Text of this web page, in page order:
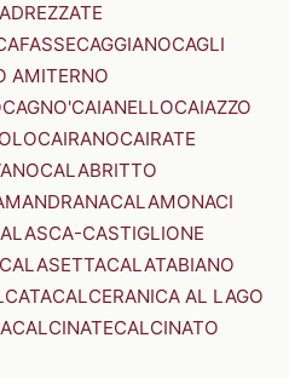
CAGGIANOCAGLI
AMITERNO
CAGNO'CAIANELLOCAIAZZO
CAIRANOCAIRATE
CALABRITTO
CALAMONACI
CASTIGLIONE
CALASETTACALATABIANO
CALCERANICA AL LAGO
CALCINATECALCINATO